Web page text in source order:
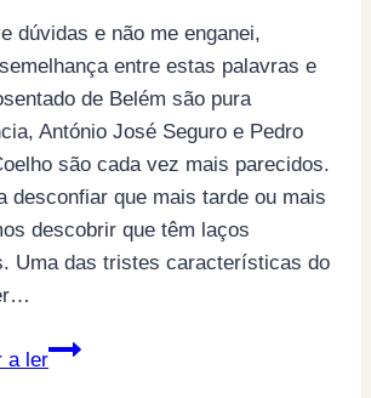
dúvidas e não me enganei,
entre estas palavras e
de Belém são pura
António José Seguro e Pedro
são cada vez mais parecidos.
desconfiar que mais tarde ou mais
descobrir que têm laços
Uma das tristes características do
a ler
A